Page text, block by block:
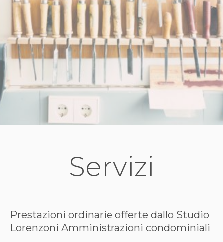
Servizi
Prestazioni ordinarie offerte dallo Studio
Lorenzoni Amministrazioni condominiali